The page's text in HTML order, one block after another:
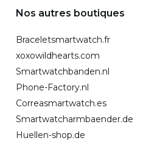
Nos autres boutiques
Braceletsmartwatch.fr
xoxowildhearts.com
Smartwatchbanden.nl
Phone-Factory.nl
Correasmartwatch.es
Smartwatcharmbaender.de
Huellen-shop.de